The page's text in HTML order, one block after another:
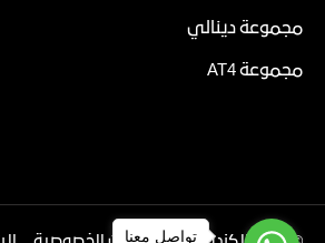
مجموعة دينالي
مجموعة AT4
تواصل معنا